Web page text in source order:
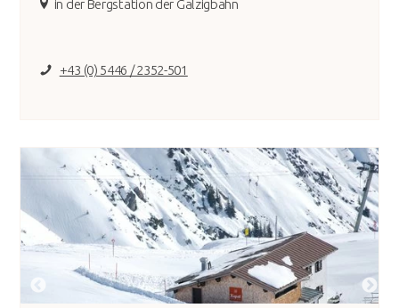
in der Bergstation der Galzigbahn
+43 (0) 5446 / 2352-501